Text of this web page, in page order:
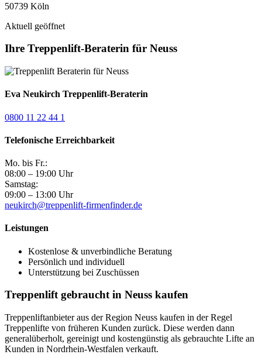
50739 Köln
Aktuell geöffnet
Ihre Treppenlift-Beraterin für Neuss
Eva Neukirch Treppenlift-Beraterin
0800 11 22 44 1
Telefonische Erreichbarkeit
Mo. bis Fr.:
08:00 – 19:00 Uhr
Samstag:
09:00 – 13:00 Uhr
neukirch@treppenlift-firmenfinder.de
Leistungen
Kostenlose & unverbindliche Beratung
Persönlich und individuell
Unterstützung bei Zuschüssen
Treppenlift gebraucht in Neuss kaufen
Treppenliftanbieter aus der Region Neuss kaufen in der Regel
Treppenlifte von früheren Kunden zurück. Diese werden dann
generalüberholt, gereinigt und kostengünstig als gebrauchte Lifte an
Kunden in Nordrhein-Westfalen verkauft.